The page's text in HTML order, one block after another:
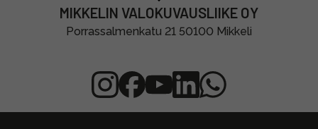
MIKKELIN VALOKUVAUSLIIKE OY
Porrassalmenkatu 21 50100 Mikkeli